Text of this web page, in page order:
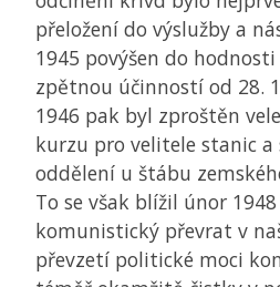
přeložení do výslužby a
1945 povýšen do
zpětnou účinností od 28.
1946 pak byl zproštěn
kurzu pro velitele stanic a
oddělení u štábu
To se však blížil únor
komunistický převrat v
převzetí politické moci